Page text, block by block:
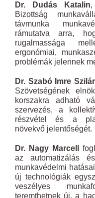
Dr. Dudás Katalin,
Bizottság
távmunka
rámutatva arra,
rugalmassága
ergonómiai,
problémák jelennek
Dr. Szabó Imre
Szövetségének
korszakra adható
szervezés, a
részvétel és a
növekvő jelentőségét.
Dr. Nagy Marcell
az automatizálás
munkavédelmi
új technológiák
veszélyes
teremthetnek új, a